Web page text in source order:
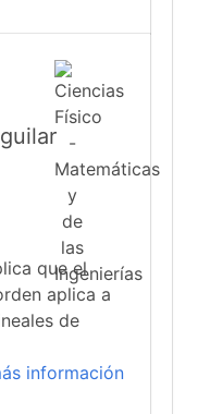
que el
aplica a
de
información